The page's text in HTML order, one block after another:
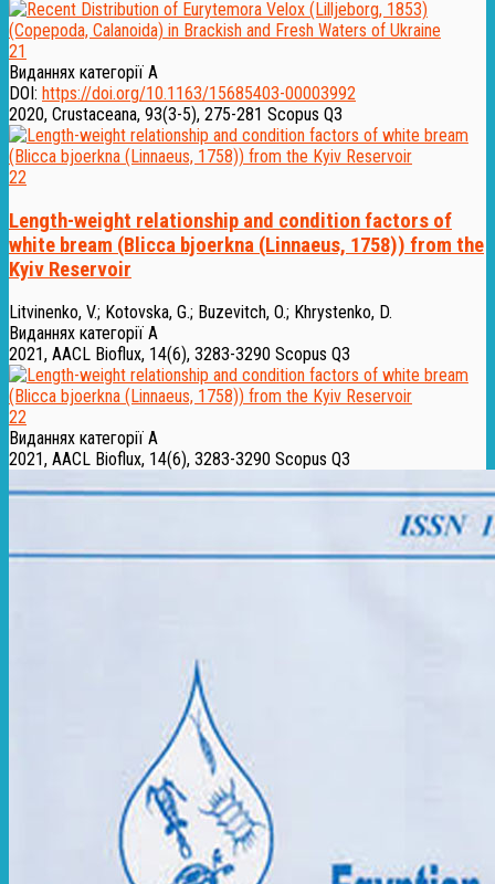
21
Виданнях категорії А
DOI: https://doi.org/10.1163/15685403-00003992
2020, Crustaceana, 93(3-5), 275-281 Scopus Q3
22
Length-weight relationship and condition factors of
white bream (Blicca bjoerkna (Linnaeus, 1758)) from the
Kyiv Reservoir
Litvinenko, V.; Kotovska, G.; Buzevitch, O.; Khrystenko, D.
Виданнях категорії А
2021, AACL Bioflux, 14(6), 3283-3290 Scopus Q3
22
Виданнях категорії А
2021, AACL Bioflux, 14(6), 3283-3290 Scopus Q3